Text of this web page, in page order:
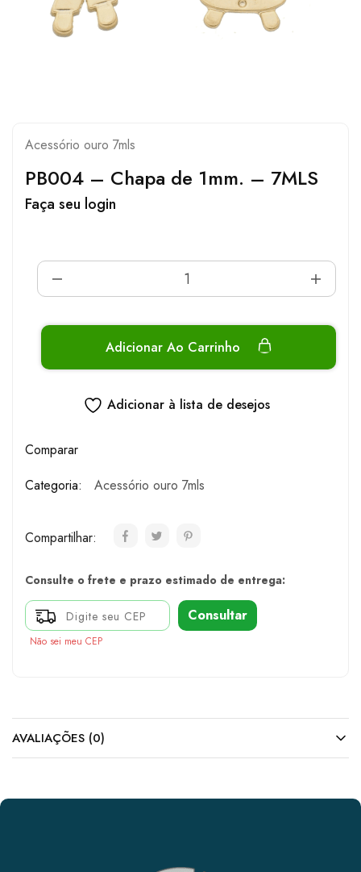
Acessório ouro 7mls
PB004 – Chapa de 1mm. – 7MLS
Faça seu login
Adicionar Ao Carrinho
Adicionar à lista de desejos
Comparar
Categoria:
Acessório ouro 7mls
Compartilhar:
Consulte o frete e prazo estimado de entrega:
Consultar
Não sei meu CEP
AVALIAÇÕES (0)